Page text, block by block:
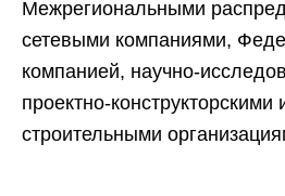
Межрегиональными
сетевыми компаниями,
компанией, научно-
проектно-конструкторскими
строительными